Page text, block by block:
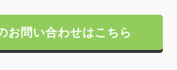
お問い合わせはこちら